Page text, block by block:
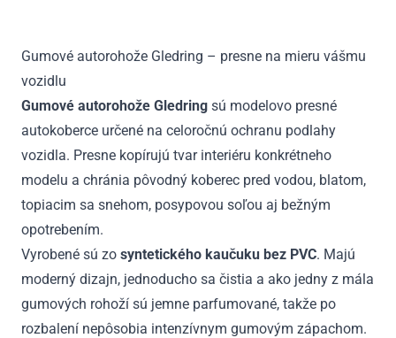
Gumové autorohože Gledring – presne na mieru vášmu
vozidlu
Gumové autorohože Gledring sú modelovo presné
autokoberce určené na celoročnú ochranu podlahy
vozidla. Presne kopírujú tvar interiéru konkrétneho
modelu a chránia pôvodný koberec pred vodou, blatom,
topiacim sa snehom, posypovou soľou aj bežným
opotrebením.
Vyrobené sú zo syntetického kaučuku bez PVC. Majú
moderný dizajn, jednoducho sa čistia a ako jedny z mála
gumových rohoží sú jemne parfumované, takže po
rozbalení nepôsobia intenzívnym gumovým zápachom.